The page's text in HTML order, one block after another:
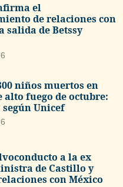
el
de relaciones con
salida de Betssy
niños muertos en
alto fuego de octubre:
Unicef
a la ex
de Castillo y
con México